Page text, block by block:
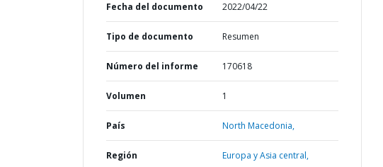
Fecha del documento 2022/04/22
Tipo de documento Resumen
Número del informe 170618
Volumen 1
País North Macedonia,
Región Europa y Asia central,